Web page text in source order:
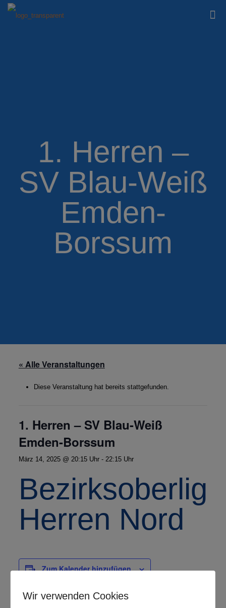
1. Herren –
SV Blau-Weiß
Emden-
Borssum
« Alle Veranstaltungen
Diese Veranstaltung hat bereits stattgefunden.
1. Herren – SV Blau-Weiß
Emden-Borssum
März 14, 2025 @ 20:15 Uhr- 22:15 Uhr
Bezirksoberliga
Herren Nord
Zum Kalender hinzufügen
Wir verwenden Cookies